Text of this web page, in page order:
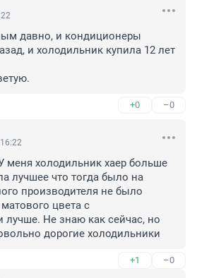
давно, и кондиционеры
и холодильник купила 12 лет
+0 –0
меня холодильник хаер больше
лучшее что тогда было на
производителя не было
цвета с
лучше. Не знаю как сейчас, но
дорогие холодильники
+1 –0